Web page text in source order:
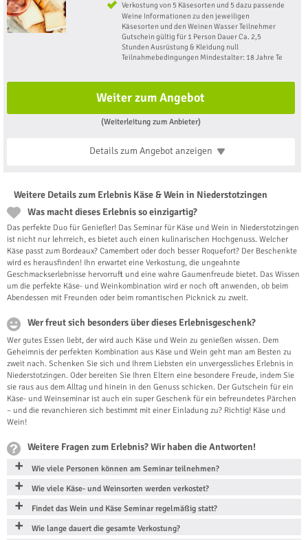
Verkostung von 5 Käsesorten und 5 dazu passende
Weine Informationen zu den jeweiligen
Käsesorten und den Weinen Wasser Teilnehmer
Gutschein gültig für 1 Person Dauer Ca. 2,5
Stunden Ausrüstung & Kleidung null
Teilnahmebedingungen Mindestalter: 18 Jahre Te
Weiter zum Angebot
(Weiterleitung zum Anbieter)
Details zum Angebotanzeigen
Weitere Details zum Erlebnis Käse & Wein in Niederstotzingen
Was macht dieses Erlebnis so einzigartig?
Das perfekte Duo für Genießer! Das Seminar für Käse und Wein in Niederstotzingen
ist nicht nur lehrreich, es bietet auch einen kulinarischen Hochgenuss. Welcher
Käse passt zum Bordeaux? Camembert oder doch besser Roquefort? Der Beschenkte
wird es herausfinden! Ihn erwartet eine Verkostung, die ungeahnte
Geschmackserlebnisse hervorruft und eine wahre Gaumenfreude bietet. Das Wissen
um die perfekte Käse- und Weinkombination wird er noch oft anwenden, ob beim
Abendessen mit Freunden oder beim romantischen Picknick zu zweit.
Wer freut sich besonders über dieses Erlebnisgeschenk?
Wer gutes Essen liebt, der wird auch Käse und Wein zu genießen wissen. Dem
Geheimnis der perfekten Kombination aus Käse und Wein geht man am Besten zu
zweit nach. Schenken Sie sich und Ihrem Liebsten ein unvergessliches Erlebnis in
Niederstotzingen. Oder bereiten Sie Ihren Eltern eine besondere Freude, indem Sie
sie raus aus dem Alltag und hinein in den Genuss schicken. Der Gutschein für ein
Käse- und Weinseminar ist auch ein super Geschenk für ein befreundetes Pärchen
– und die revanchieren sich bestimmt mit einer Einladung zu? Richtig! Käse und
Wein!
Weitere Fragen zum Erlebnis? Wir haben die Antworten!
Wie viele Personen können am Seminar teilnehmen?
Wie viele Käse- und Weinsorten werden verkostet?
Findet das Wein und Käse Seminar regelmäßig statt?
Wie lange dauert die gesamte Verkostung?